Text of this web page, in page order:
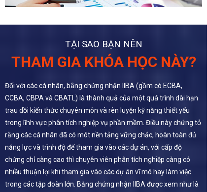
TẠI SAO BẠN NÊN
THAM GIA KHÓA HỌC NÀY?
Đối với các cá nhân, bằng chứng nhận IIBA (gồm có ECBA,
CCBA, CBPA và CBATL) là thành quả của một quá trình dài hạn
trau dồi kiến thức chuyên môn và rèn luyện kỹ năng thiết yếu
trong lĩnh vực phân tích nghiệp vụ phần mềm. Điều này chứng tỏ
rằng các cá nhân đã có môt nền tảng vững chắc, hoàn toàn đủ
năng lực và trình độ để tham gia vào các dự án, với cấp độ
chứng chỉ càng cao thì chuyên viên phân tích nghiệp càng có
nhiều thuận lợi khi tham gia vào các dự án vĩ mô hay làm việc
trong các tập đoàn lớn. Bằng chứng nhận IIBA được xem như là